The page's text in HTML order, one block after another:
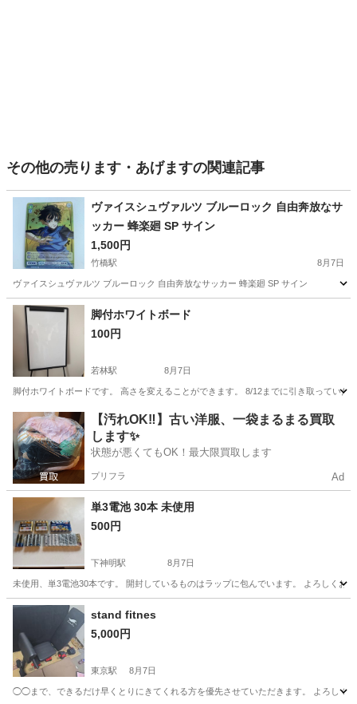
その他の売ります・あげますの関連記事
ヴァイスシュヴァルツ ブルーロック 自由奔放なサ
ッカー 蜂楽廻 SP サイン
1,500円
竹橋駅 8月7日
ヴァイスシュヴァルツ ブルーロック 自由奔放なサッカー 蜂楽廻 SP サイン
東京 千代田区 竹橋駅 その他
脚付ホワイトボード
100円
若林駅 8月7日
脚付ホワイトボードです。 高さを変えることができます。 8/12までに引き取っていた
東京 世田谷区 若林駅 その他
【汚れOK‼️】古い洋服、一袋まるまる買取
します✨
状態が悪くてもOK！最大限買取します
プリフラ Ad
単3電池 30本 未使用
500円
下神明駅 8月7日
未使用、単3電池30本です。 開封しているものはラップに包んでいます。 よろしくお
東京 品川区
stand fitnes
5,000円
東京駅 8月7日
◯◯まで、できるだけ早くとりにきてくれる方を優先させていただきます。 よろしく